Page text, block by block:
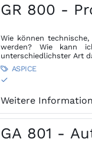
GR 800 -
Wie können
werden? Wie kann
unterschiedlichster Art
 ASPICE
S
Weitere
GA 801 -